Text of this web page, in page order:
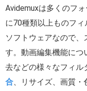
Avidemuxは多くのフ
に70種類以上ものフ
ソフトウェアなので、
す。動画編集機能につ
去などの様々なフィ
合、リサイズ、画質